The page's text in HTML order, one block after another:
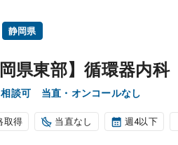
静岡県
岡県東部】循環器内
談可 当直・オンコールなし
取得 当直なし 週4以下